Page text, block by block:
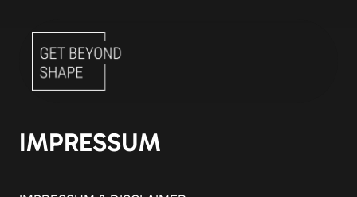
IMPRESSUM